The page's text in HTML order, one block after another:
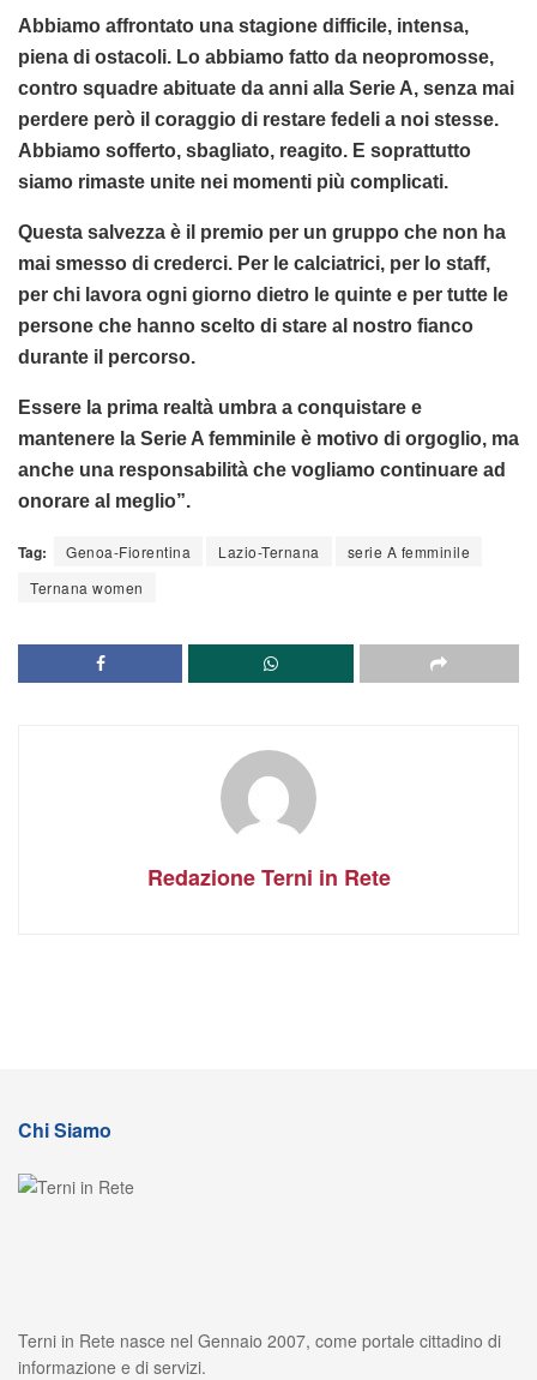
Abbiamo affrontato una stagione difficile, intensa,
piena di ostacoli. Lo abbiamo fatto da neopromosse,
contro squadre abituate da anni alla Serie A, senza mai
perdere però il coraggio di restare fedeli a noi stesse.
Abbiamo sofferto, sbagliato, reagito. E soprattutto
siamo rimaste unite nei momenti più complicati.
Questa salvezza è il premio per un gruppo che non ha
mai smesso di crederci. Per le calciatrici, per lo staff,
per chi lavora ogni giorno dietro le quinte e per tutte le
persone che hanno scelto di stare al nostro fianco
durante il percorso.
Essere la prima realtà umbra a conquistare e
mantenere la Serie A femminile è motivo di orgoglio, ma
anche una responsabilità che vogliamo continuare ad
onorare al meglio”.
Tag: Genoa-Fiorentina Lazio-Ternana
serie A femminile
Ternana women
Redazione Terni in Rete
Chi Siamo
Terni in Rete nasce nel Gennaio 2007, come portale cittadino di
informazione e di servizi.